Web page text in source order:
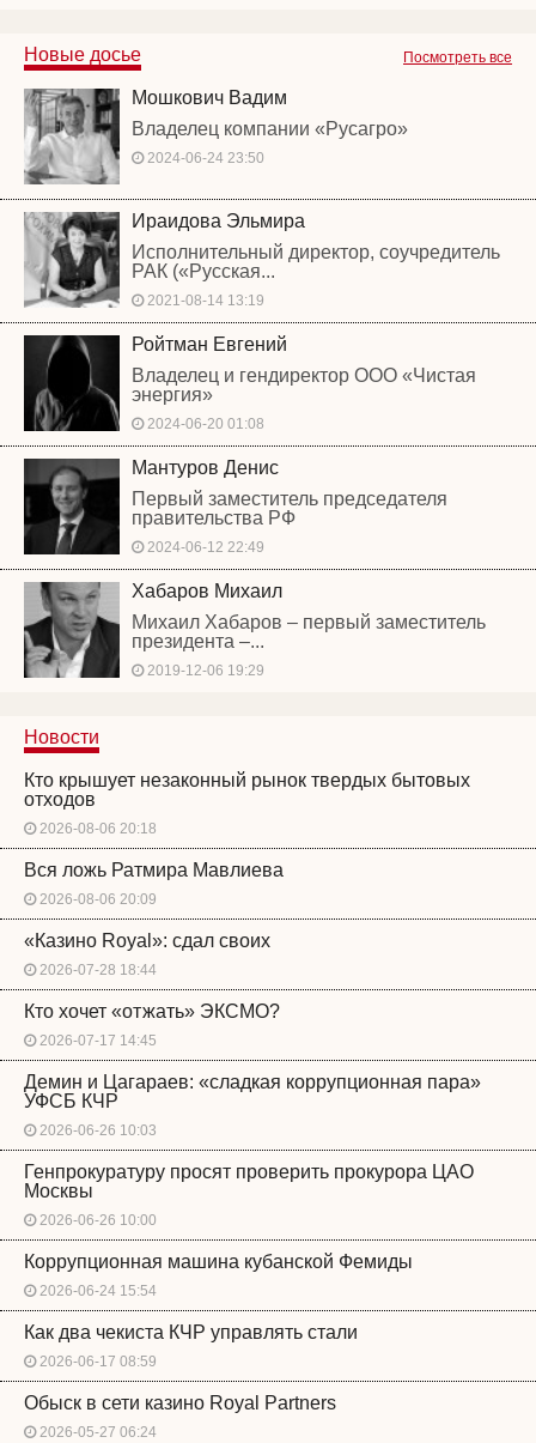
Посмотреть все
Новые досье
Мошкович Вадим
Владелец компании «Русагро»
2024-06-24 23:50
Ираидова Эльмира
Исполнительный директор, соучредитель
РАК («Русская...
2021-08-14 13:19
Ройтман Евгений
Владелец и гендиректор ООО «Чистая
энергия»
2024-06-20 01:08
Мантуров Денис
Первый заместитель председателя
правительства РФ
2024-06-12 22:49
Хабаров Михаил
Михаил Хабаров – первый заместитель
президента –...
2019-12-06 19:29
Новости
Кто крышует незаконный рынок твердых бытовых
отходов
2026-08-06 20:18
Вся ложь Ратмира Мавлиева
2026-08-06 20:09
«Казино Royal»: сдал своих
2026-07-28 18:44
Кто хочет «отжать» ЭКСМО?
2026-07-17 14:45
Демин и Цагараев: «сладкая коррупционная пара»
УФСБ КЧР
2026-06-26 10:03
Генпрокуратуру просят проверить прокурора ЦАО
Москвы
2026-06-26 10:00
Коррупционная машина кубанской Фемиды
2026-06-24 15:54
Как два чекиста КЧР управлять стали
2026-06-17 08:59
Обыск в сети казино Royal Partners
2026-05-27 06:24